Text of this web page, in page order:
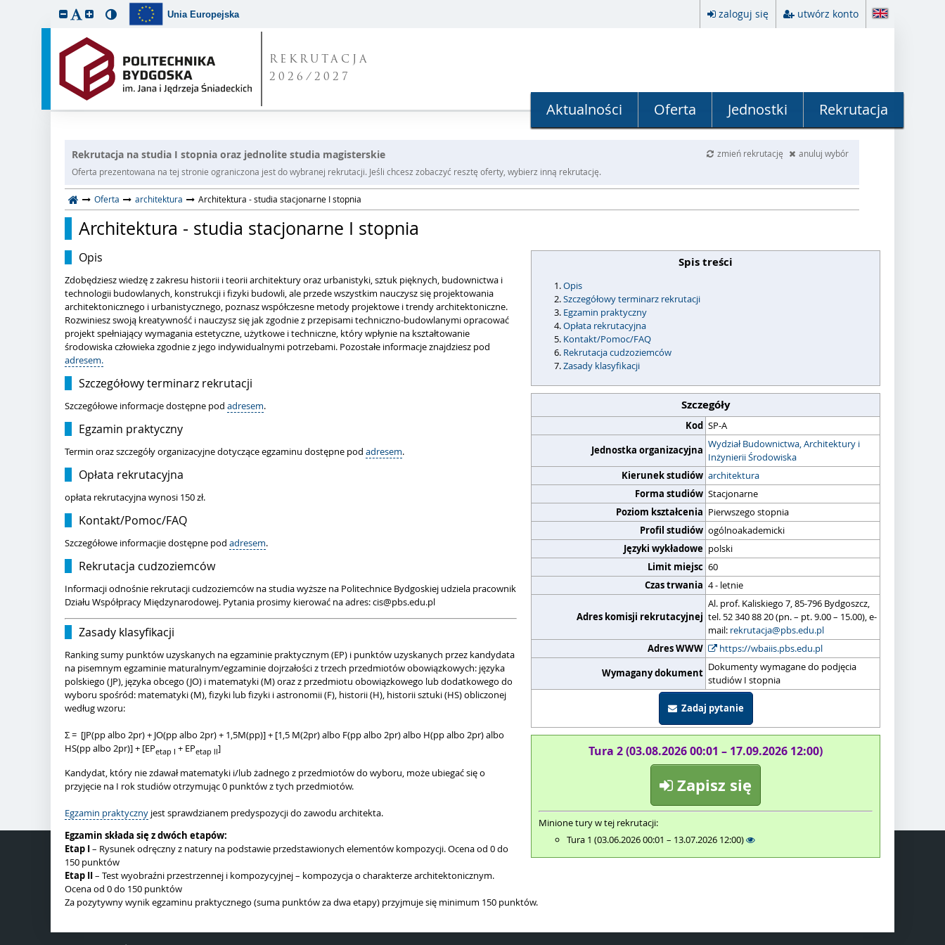
Unia Europejska zaloguj się utwórz konto
REKRUTACJA
2026/2027
Aktualności Oferta Jednostki Rekrutacja
Rekrutacja na studia I stopnia oraz jednolite studia magisterskie zmień rekrutację
anuluj wybór
Oferta prezentowana na tej stronie ograniczona jest do wybranej rekrutacji. Jeśli chcesz zobaczyć resztę oferty, wybierz inną rekrutację.
Oferta architektura Architektura - studia stacjonarne I stopnia
Architektura - studia stacjonarne I stopnia
Spis treści
Opis
Szczegółowy terminarz rekrutacji
Egzamin praktyczny
Opłata rekrutacyjna
Kontakt/Pomoc/FAQ
Rekrutacja cudzoziemców
Zasady klasyfikacji
Szczegóły
Kod SP-A
Jednostka organizacyjna Wydział Budownictwa, Architektury i
Inżynierii Środowiska
Kierunek studiów architektura
Forma studiów Stacjonarne
Poziom kształcenia Pierwszego stopnia
Profil studiów ogólnoakademicki
Języki wykładowe polski
Limit miejsc 60
Czas trwania 4 - letnie
Adres komisji rekrutacyjnej
Al. prof. Kaliskiego 7, 85-796 Bydgoszcz,
tel. 52 340 88 20 (pn. – pt. 9.00 – 15.00), e-
mail: rekrutacja@pbs.edu.pl
Adres WWW
https://wbaiis.pbs.edu.pl
Wymagany dokument Dokumenty wymagane do podjęcia
studiów I stopnia
Zadaj pytanie
Tura 2 (03.08.2026 00:01 – 17.09.2026 12:00)
Zapisz się
Minione tury w tej rekrutacji:
Tura 1 (03.06.2026 00:01 – 13.07.2026 12:00)
Opis
Zdobędziesz wiedzę z zakresu historii i teorii architektury oraz urbanistyki, sztuk pięknych, budownictwa i
technologii budowlanych, konstrukcji i fizyki budowli, ale przede wszystkim nauczysz się projektowania
architektonicznego i urbanistycznego, poznasz współczesne metody projektowe i trendy architektoniczne.
Rozwiniesz swoją kreatywność i nauczysz się jak zgodnie z przepisami techniczno-budowlanymi opracować
projekt spełniający wymagania estetyczne, użytkowe i techniczne, który wpłynie na kształtowanie
środowiska człowieka zgodnie z jego indywidualnymi potrzebami. Pozostałe informacje znajdziesz pod
adresem.
Szczegółowy terminarz rekrutacji
Szczegółowe informacje dostępne pod adresem.
Egzamin praktyczny
Termin oraz szczegóły organizacyjne dotyczące egzaminu dostępne pod adresem.
Opłata rekrutacyjna
opłata rekrutacyjna wynosi 150 zł.
Kontakt/Pomoc/FAQ
Szczegółowe informacjie dostępne pod adresem.
Rekrutacja cudzoziemców
Informacji odnośnie rekrutacji cudzoziemców na studia wyższe na Politechnice Bydgoskiej udziela pracownik
Działu Współpracy Międzynarodowej. Pytania prosimy kierować na adres: cis@pbs.edu.pl
Zasady klasyfikacji
Ranking sumy punktów uzyskanych na egzaminie praktycznym (EP) i punktów uzyskanych przez kandydata
na pisemnym egzaminie maturalnym/egzaminie dojrzałości z trzech przedmiotów obowiązkowych: języka
polskiego (JP), języka obcego (JO) i matematyki (M) oraz z przedmiotu obowiązkowego lub dodatkowego do
wyboru spośród: matematyki (M), fizyki lub fizyki i astronomii (F), historii (H), historii sztuki (HS) obliczonej
według wzoru:
Σ = [JP(pp albo 2pr) + JO(pp albo 2pr) + 1,5M(pp)] + [1,5 M(2pr) albo F(pp albo 2pr) albo H(pp albo 2pr) albo
HS(pp albo 2pr)] + [EPetap I + EPetap II]
Kandydat, który nie zdawał matematyki i/lub żadnego z przedmiotów do wyboru, może ubiegać się o
przyjęcie na I rok studiów otrzymując 0 punktów z tych przedmiotów.
Egzamin praktyczny jest sprawdzianem predyspozycji do zawodu architekta.
Egzamin składa się z dwóch etapów:
Etap I– Rysunek odręczny z natury na podstawie przedstawionych elementów kompozycji. Ocena od 0 do
150 punktów
Etap II– Test wyobraźni przestrzennej i kompozycyjnej – kompozycja o charakterze architektonicznym.
Ocena od 0 do 150 punktów
Za pozytywny wynik egzaminu praktycznego (suma punktów za dwa etapy) przyjmuje się minimum 150 punktów.